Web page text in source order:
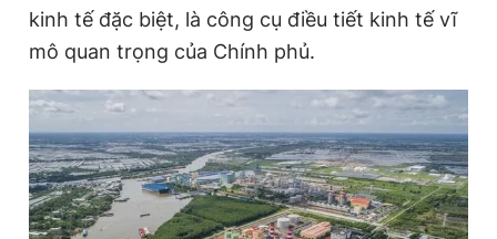
kinh tế đặc biệt, là công cụ điều tiết kinh tế vĩ
mô quan trọng của Chính phủ.